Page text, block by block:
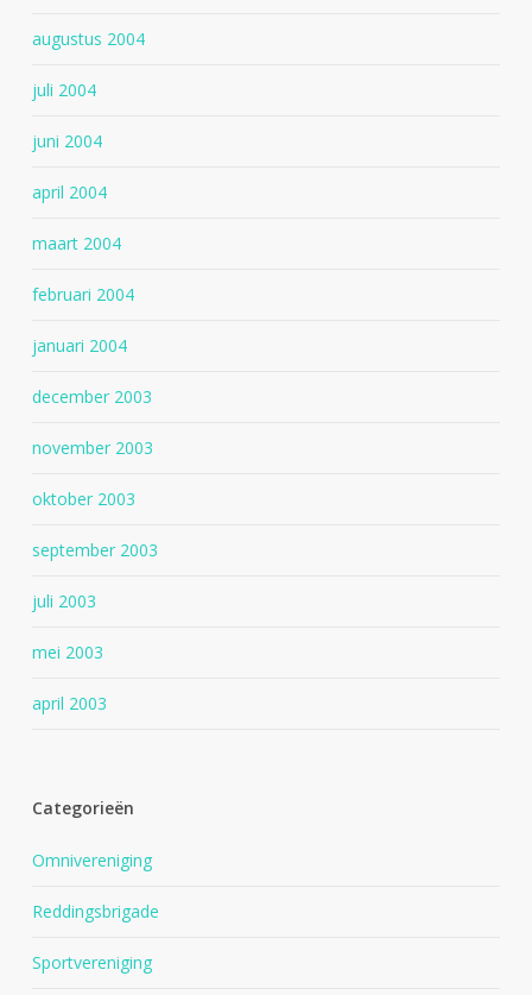
augustus 2004
juli 2004
juni 2004
april 2004
maart 2004
februari 2004
januari 2004
december 2003
november 2003
oktober 2003
september 2003
juli 2003
mei 2003
april 2003
Categorieën
Omnivereniging
Reddingsbrigade
Sportvereniging